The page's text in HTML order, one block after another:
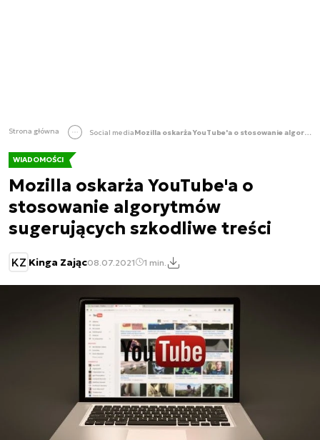
Strona główna Social media Mozilla oskarża YouTube'a o stosowanie algorytmów sugerujących szkodliwe treści
WIADOMOŚCI
Mozilla oskarża YouTube'a o
stosowanie algorytmów
sugerujących szkodliwe treści
KZ Kinga Zając08.07.2021 1 min.